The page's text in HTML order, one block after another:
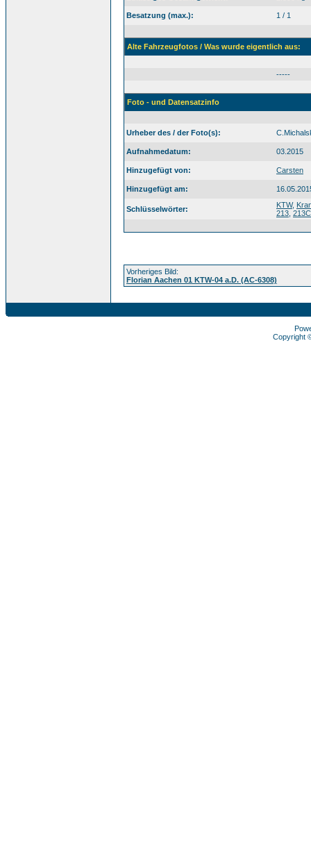
Besatzung (max.): 1 / 1
Alte Fahrzeugfotos / Was wurde eigentlich aus:
-----
Foto - und Datensatzinfo
Urheber des / der Foto(s):
Aufnahmedatum: 03.2015
Hinzugefügt von: Carsten
Hinzugefügt am:
Schlüsselwörter: KTW,
213
Vorheriges Bild:
Florian Aachen 01 KTW-04 a.D. (AC-6308)
Copyright